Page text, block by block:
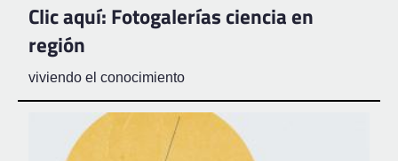
Clic aquí: Fotogalerías ciencia en
región
viviendo el conocimiento